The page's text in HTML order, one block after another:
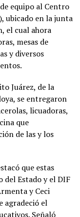
equipo al Centro
ubicado en la junta
el cual ahora
mesas de
y diversos
Juárez, de la
se entregaron
licuadoras,
que
de las y los
que estas
del Estado y el DIF
y Ceci
agradeció el
Señaló